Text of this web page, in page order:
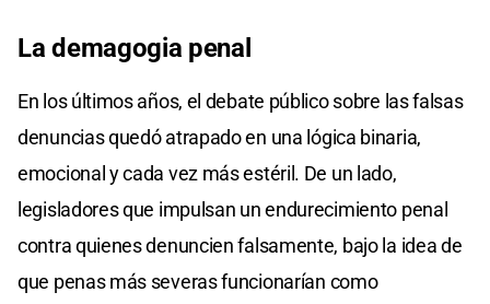
La demagogia penal
En los últimos años, el debate público sobre las falsas
denuncias quedó atrapado en una lógica binaria,
emocional y cada vez más estéril. De un lado,
legisladores que impulsan un endurecimiento penal
contra quienes denuncien falsamente, bajo la idea de
que penas más severas funcionarían como